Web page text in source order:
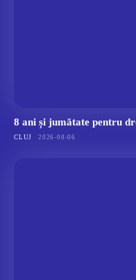
8 ani și jumătate pentru
CLUJ 2026-08-06